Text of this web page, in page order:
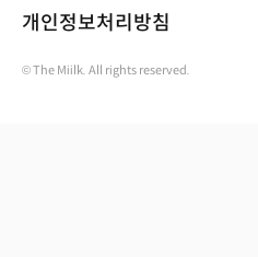
개인정보처리방침
© The Miilk. All rights reserved.